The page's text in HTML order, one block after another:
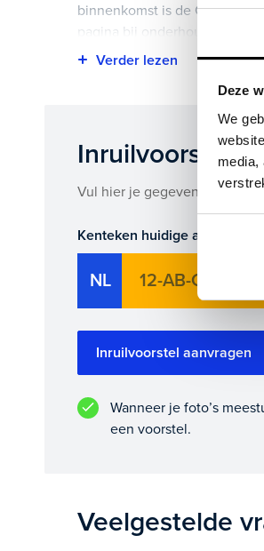
Deze
We
media,
binnenkomst is de
pagina bij onderhoud en
velgen 16",
Je koopt hem voor €
leasen.
Inruilvoorstel
Vul hier je gegevens in en
Kenteken huidige auto
NL
Inruilvoorstel aanvragen
Wanneer je foto’s
een voorstel.
Veelgestelde